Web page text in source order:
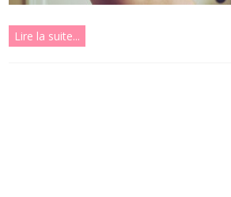
Lire la suite...